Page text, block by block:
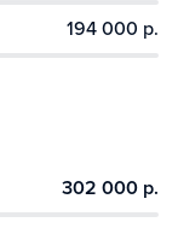
194 000 р.
302 000 р.